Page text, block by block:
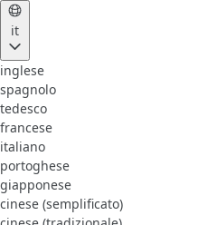
it
inglese
spagnolo
tedesco
francese
italiano
portoghese
giapponese
cinese (semplificato)